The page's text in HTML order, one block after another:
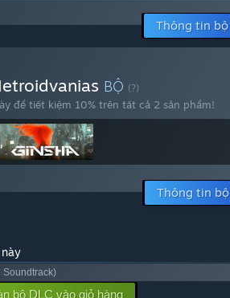
Thông tin bộ
BỘ (?)
để tiết kiệm 10% trên tất cả 2 sản phẩm!
Thông tin bộ
Soundtrack)
bộ DLC vào giỏ hàng